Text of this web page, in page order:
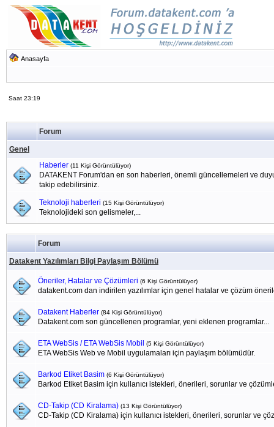
Anasayfa
Saat 23:19
Forum
Genel
Haberler (11 Kişi Görüntülüyor)
DATAKENT Forum'dan en son haberleri, önemli güncellemeleri ve
takip edebilirsiniz.
Teknoloji haberleri (15 Kişi Görüntülüyor)
Teknolojideki son gelismeler,...
Forum
Datakent Yazılımları Bilgi Paylaşım Bölümü
Öneriler, Hatalar ve Çözümleri (6 Kişi Görüntülüyor)
datakent.com dan indirilen yazılımlar için genel hatalar ve çözüm
Datakent Haberler (84 Kişi Görüntülüyor)
Datakent.com son güncellenen programlar, yeni eklenen programlar...
ETA WebSis / ETA WebSis Mobil (5 Kişi Görüntülüyor)
ETA WebSis Web ve Mobil uygulamaları için paylaşım bölümüdür.
Barkod Etiket Basim (6 Kişi Görüntülüyor)
Barkod Etiket Basim için kullanıcı istekleri, önerileri, sorunlar ve
CD-Takip (CD Kiralama) (13 Kişi Görüntülüyor)
CD-Takip (CD Kiralama) için kullanıcı istekleri, önerileri, sorunlar ve